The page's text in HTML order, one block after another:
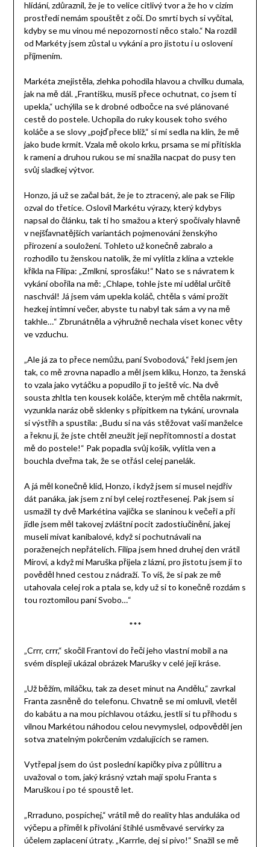
hlídání, zdůraznil, že je to velice citlivý tvor a že ho v cizím
prostředí nemám spouštět z očí. Do smrti bych si vyčítal,
kdyby se mu vinou mé nepozornosti něco stalo.“ Na rozdíl
od Markéty jsem zůstal u vykání a pro jistotu i u oslovení
příjmením.
Markéta znejistěla, zlehka pohodila hlavou a chvilku dumala,
jak na mě dál. „Františku, musíš přece ochutnat, co jsem ti
upekla,“ uchýlila se k drobné odbočce na své plánované
cestě do postele. Uchopila do ruky kousek toho svého
koláče a se slovy „pojď přece blíž,“ si mi sedla na klín, že mě
jako bude krmit. Vzala mě okolo krku, prsama se mi přitiskla
k rameni a druhou rukou se mi snažila nacpat do pusy ten
svůj sladkej výtvor.
Honzo, já už se začal bát, že je to ztracený, ale pak se Filip
ozval do třetice. Oslovil Markétu výrazy, který kdybys
napsal do článku, tak ti ho smažou a který spočívaly hlavně
v nejšťavnatějších variantách pojmenování ženskýho
přirození a souložení. Tohleto už konečně zabralo a
rozhodilo tu ženskou natolik, že mi vylítla z klína a vztekle
křikla na Filipa: „Zmlkni, sprosťáku!“ Nato se s návratem k
vykání obořila na mě: „Chlape, tohle jste mi udělal určitě
naschvál! Já jsem vám upekla koláč, chtěla s vámi prožít
hezkej intimní večer, abyste tu nabyl tak sám a vy na mě
takhle…“ Zbrunátněla a výhružně nechala viset konec věty
ve vzduchu.
„Ale já za to přece nemůžu, paní Svobodová,“ řekl jsem jen
tak, co mě zrovna napadlo a měl jsem kliku, Honzo, ta ženská
to vzala jako vytáčku a popudilo ji to ještě víc. Na dvě
sousta zhltla ten kousek koláče, kterým mě chtěla nakrmit,
vyzunkla naráz obě sklenky s přípitkem na tykání, urovnala
si výstřih a spustila: „Budu si na vás stěžovat vaší manželce
a řeknu jí, že jste chtěl zneužít její nepřítomnosti a dostat
mě do postele!“ Pak popadla svůj košík, vylítla ven a
bouchla dveřma tak, že se otřásl celej panelák.
A já měl konečně klid, Honzo, i když jsem si musel nejdřív
dát panáka, jak jsem z ní byl celej roztřesenej. Pak jsem si
usmažil ty dvě Markétina vajíčka se slaninou k večeři a při
jídle jsem měl takovej zvláštní pocit zadostiučinění, jakej
museli mívat kanibalové, když si pochutnávali na
poraženejch nepřátelích. Filipa jsem hned druhej den vrátil
Mírovi, a když mi Maruška přijela z lázní, pro jistotu jsem jí to
pověděl hned cestou z nádraží. To víš, že si pak ze mě
utahovala celej rok a ptala se, kdy už si to konečně rozdám s
tou roztomilou paní Svobo…“
***
„Crrr, crrr,“ skočil Frantovi do řeči jeho vlastní mobil a na
svém displeji ukázal obrázek Marušky v celé její kráse.
„Už běžím, miláčku, tak za deset minut na Andělu,“ zavrkal
Franta zasněně do telefonu. Chvatně se mi omluvil, vletěl
do kabátu a na mou pichlavou otázku, jestli si tu příhodu s
vilnou Markétou náhodou celou nevymyslel, odpověděl jen
sotva znatelným pokrčením vzdalujících se ramen.
Vytřepal jsem do úst poslední kapičky piva z půllitru a
uvažoval o tom, jaký krásný vztah mají spolu Franta s
Maruškou i po té spoustě let.
„Rrraduno, pospíchej,“ vrátil mě do reality hlas anduláka od
výčepu a přiměl k přivolání štíhlé usměvavé servírky za
účelem zaplacení útraty. „Karrrle, dej si pivo!“ Snažil se mě